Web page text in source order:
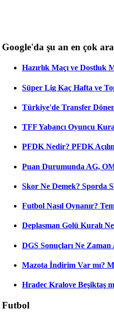
Google'da şu an en çok
Hazırlık Maçı ve Dostluk
Süper Lig Kaç Hafta ve
Türkiye'de Transfer
TFF Yabancı Oyuncu
PFDK Nedir? PFDK
Puan Durumunda AG,
Skor Ne Demek? Sporda
Futbol Nasıl Oynanır?
Deplasman Golü Kuralı
DGS Sonuçları Ne
Mazota İndirim Var mı?
Hradec Kralove Beşiktaş
Futbol